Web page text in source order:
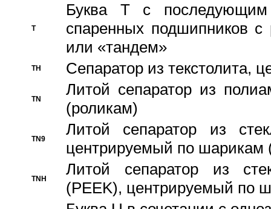
T
Буква T с
спаренных подшипников
или «тандем»
TH Сепаратор из текстолита,
TN
Литой сепаратор из
(роликам)
TN9
Литой сепаратор из
центрируемый по шарикам
TNH
Литой сепаратор из
(PEEK), центрируемый по